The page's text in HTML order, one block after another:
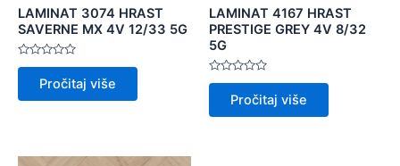
LAMINAT 3074 HRAST
SAVERNE MX 4V 12/33 5G
Ocijenjeno
5
Pročitaj više
LAMINAT 4167 HRAST
PRESTIGE GREY 4V 8/32
5G
Ocijenjeno
5
Pročitaj više